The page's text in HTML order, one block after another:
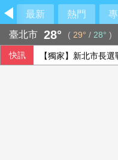
最新 熱門
臺北市 28° ( 29° / 28° )
快訊 【獨家】新北市長